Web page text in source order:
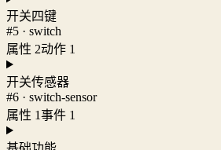
开关四键
#5 · switch
属性 2动作 1
开关传感器
#6 · switch-sensor
属性 1事件 1